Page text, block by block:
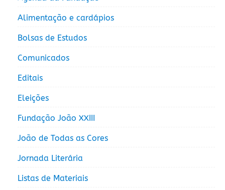
Alimentação e cardápios
Bolsas de Estudos
Comunicados
Editais
Eleições
Fundação João XXIII
João de Todas as Cores
Jornada Literária
Listas de Materiais